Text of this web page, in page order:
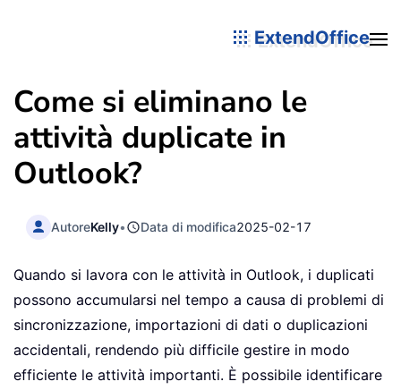
ExtendOffice
Come si eliminano le
attività duplicate in
Outlook?
AutoreKelly• Data di modifica2025-02-17
Quando si lavora con le attività in Outlook, i duplicati
possono accumularsi nel tempo a causa di problemi di
sincronizzazione, importazioni di dati o duplicazioni
accidentali, rendendo più difficile gestire in modo
efficiente le attività importanti. È possibile identificare